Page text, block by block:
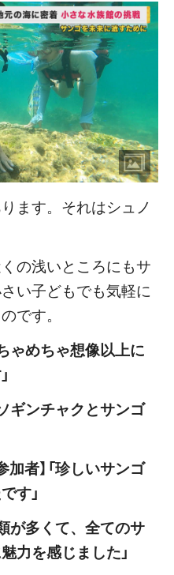
ます。それはシュノ
の浅いところにもサ
い子どもでも気軽に
です。
ゃめちゃ想像以上に
ギンチャクとサンゴ
者】「珍しいサンゴ
す」
が多くて、全てのサ
力を感じました」